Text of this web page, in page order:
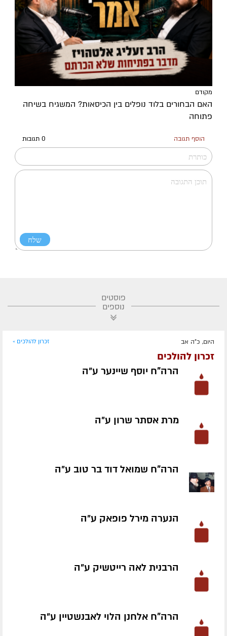
מקודם
האם הבחורים בלוד נופלים בין הכיסאות? המשגיח בשיחה
פתוחה
הוסף תגובה 0 תגובות
פוסטים
נוספים
היום, כ"ה אב זכרון להולכים »
זכרון להולכים
הרה"ח יוסף שיינער ע״ה
מרת אסתר שרון ע״ה
הרה"ח שמואל דוד בר טוב ע״ה
הנערה מירל פופאק ע״ה
הרבנית לאה רייטשיק ע״ה
הרה"ח אלחנן הלוי לאבנשטיין ע״ה